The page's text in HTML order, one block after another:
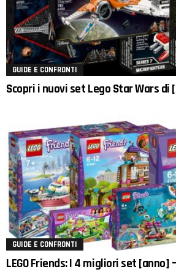
GUIDE E CONFRONTI
Scopri i nuovi set Lego Star Wars di
GUIDE E CONFRONTI
LEGO Friends: I 4 migliori set [anno]